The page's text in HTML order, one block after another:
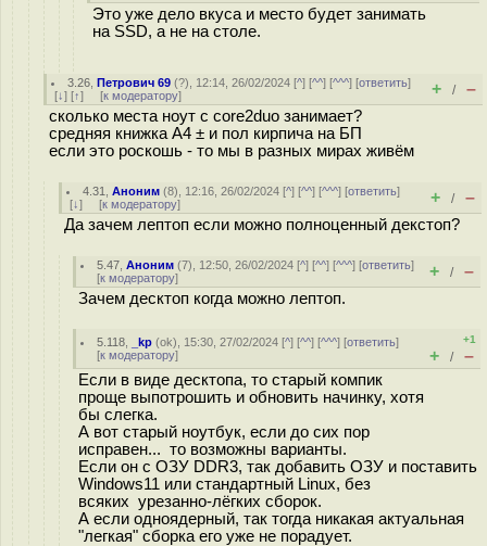
Это уже дело вкуса и место будет занимать
на SSD, а не на столе.
3.26 ,Петрович 69 (?), 12:14, 26/02/2024 [^] [^^] [^^^] [ответить]
[↓] [↑] [к модератору] + / –
сколько места ноут с core2duo занимает?
средняя книжка А4 ± и пол кирпича на БП
если это роскошь - то мы в разных мирах живём
4.31 ,Аноним (8), 12:16, 26/02/2024 [^] [^^] [^^^] [ответить]
[↓] [к модератору] + / –
Да зачем лептоп если можно полноценный декстоп?
5.47 ,Аноним (7), 12:50, 26/02/2024 [^] [^^] [^^^] [ответить]
[к модератору] + / –
Зачем десктоп когда можно лептоп.
5.118 _kp (ok), 15:30, 27/02/2024 [^] [^^] [^^^] [ответить]
[к модератору]
+1
+ / –
Если в виде десктопа, то старый компик
проще выпотрошить и обновить начинку, хотя
бы слегка.
А вот старый ноутбук, если до сих пор
исправен... то возможны варианты.
Если он с ОЗУ DDR3, так добавить ОЗУ и поставить
Windows11 или стандартный Linux, без
всяких урезанно-лёгких сборок.
А если одноядерный, так тогда никакая актуальная
"легкая" сборка его уже не порадует.